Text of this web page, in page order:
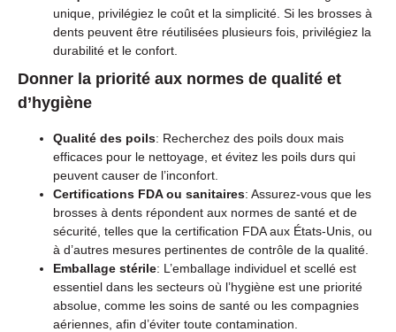
unique, privilégiez le coût et la simplicité. Si les brosses à
dents peuvent être réutilisées plusieurs fois, privilégiez la
durabilité et le confort.
Donner la priorité aux normes de qualité et
d’hygiène
Qualité des poils: Recherchez des poils doux mais
efficaces pour le nettoyage, et évitez les poils durs qui
peuvent causer de l’inconfort.
Certifications FDA ou sanitaires: Assurez-vous que les
brosses à dents répondent aux normes de santé et de
sécurité, telles que la certification FDA aux États-Unis, ou
à d’autres mesures pertinentes de contrôle de la qualité.
Emballage stérile: L’emballage individuel et scellé est
essentiel dans les secteurs où l’hygiène est une priorité
absolue, comme les soins de santé ou les compagnies
aériennes, afin d’éviter toute contamination.